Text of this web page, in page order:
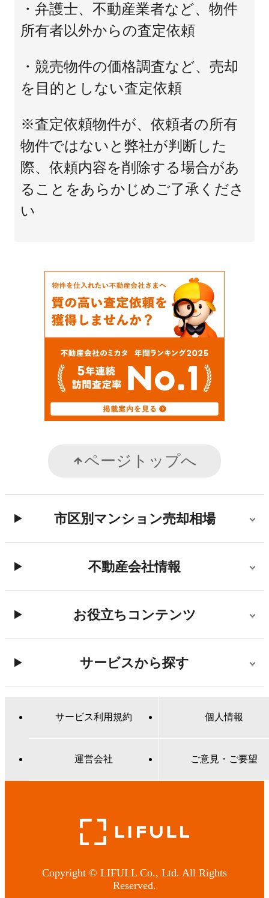
・弁護士、不動産業者など、物件
所有者以外からの査定依頼
・競売物件の価格調査など、売却
を目的としない査定依頼
※査定依頼物件が、依頼者の所有
物件ではないと弊社が判断した
際、依頼内容を削除する場合があ
ることをあらかじめご了承くださ
い
ページトップへ
市区別マンション売却相場
不動産会社情報
お役立ちコンテンツ
サービスから探す
サービス利用規約 個人情報
運営会社 ご意見・ご要望
Copyright © LIFULL Co., Ltd. All Rights
Reserved.